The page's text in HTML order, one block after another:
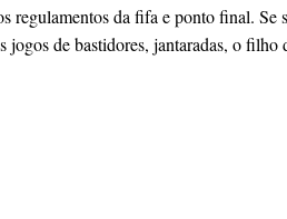
da fifa e ponto final. Se
de bastidores, jantaradas, o